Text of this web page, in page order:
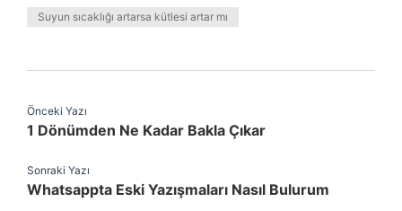
Suyun sıcaklığı artarsa kütlesi artar mı
Önceki Yazı
1 Dönümden Ne Kadar Bakla Çıkar
Sonraki Yazı
Whatsappta Eski Yazışmaları Nasıl Bulurum